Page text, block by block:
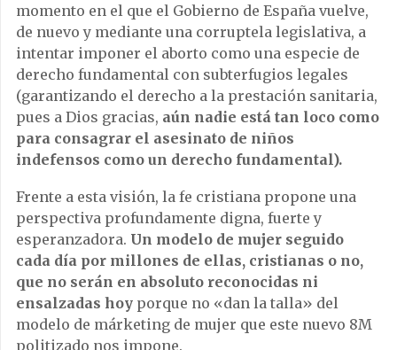
momento en el que el Gobierno de España vuelve,
de nuevo y mediante una corruptela legislativa, a
intentar imponer el aborto como una especie de
derecho fundamental con subterfugios legales
(garantizando el derecho a la prestación sanitaria,
pues a Dios gracias, aún nadie está tan loco como
para consagrar el asesinato de niños
indefensos como un derecho fundamental).
Frente a esta visión, la fe cristiana propone una
perspectiva profundamente digna, fuerte y
esperanzadora. Un modelo de mujer seguido
cada día por millones de ellas, cristianas o no,
que no serán en absoluto reconocidas ni
ensalzadas hoy porque no «dan la talla» del
modelo de márketing de mujer que este nuevo 8M
politizado nos impone.